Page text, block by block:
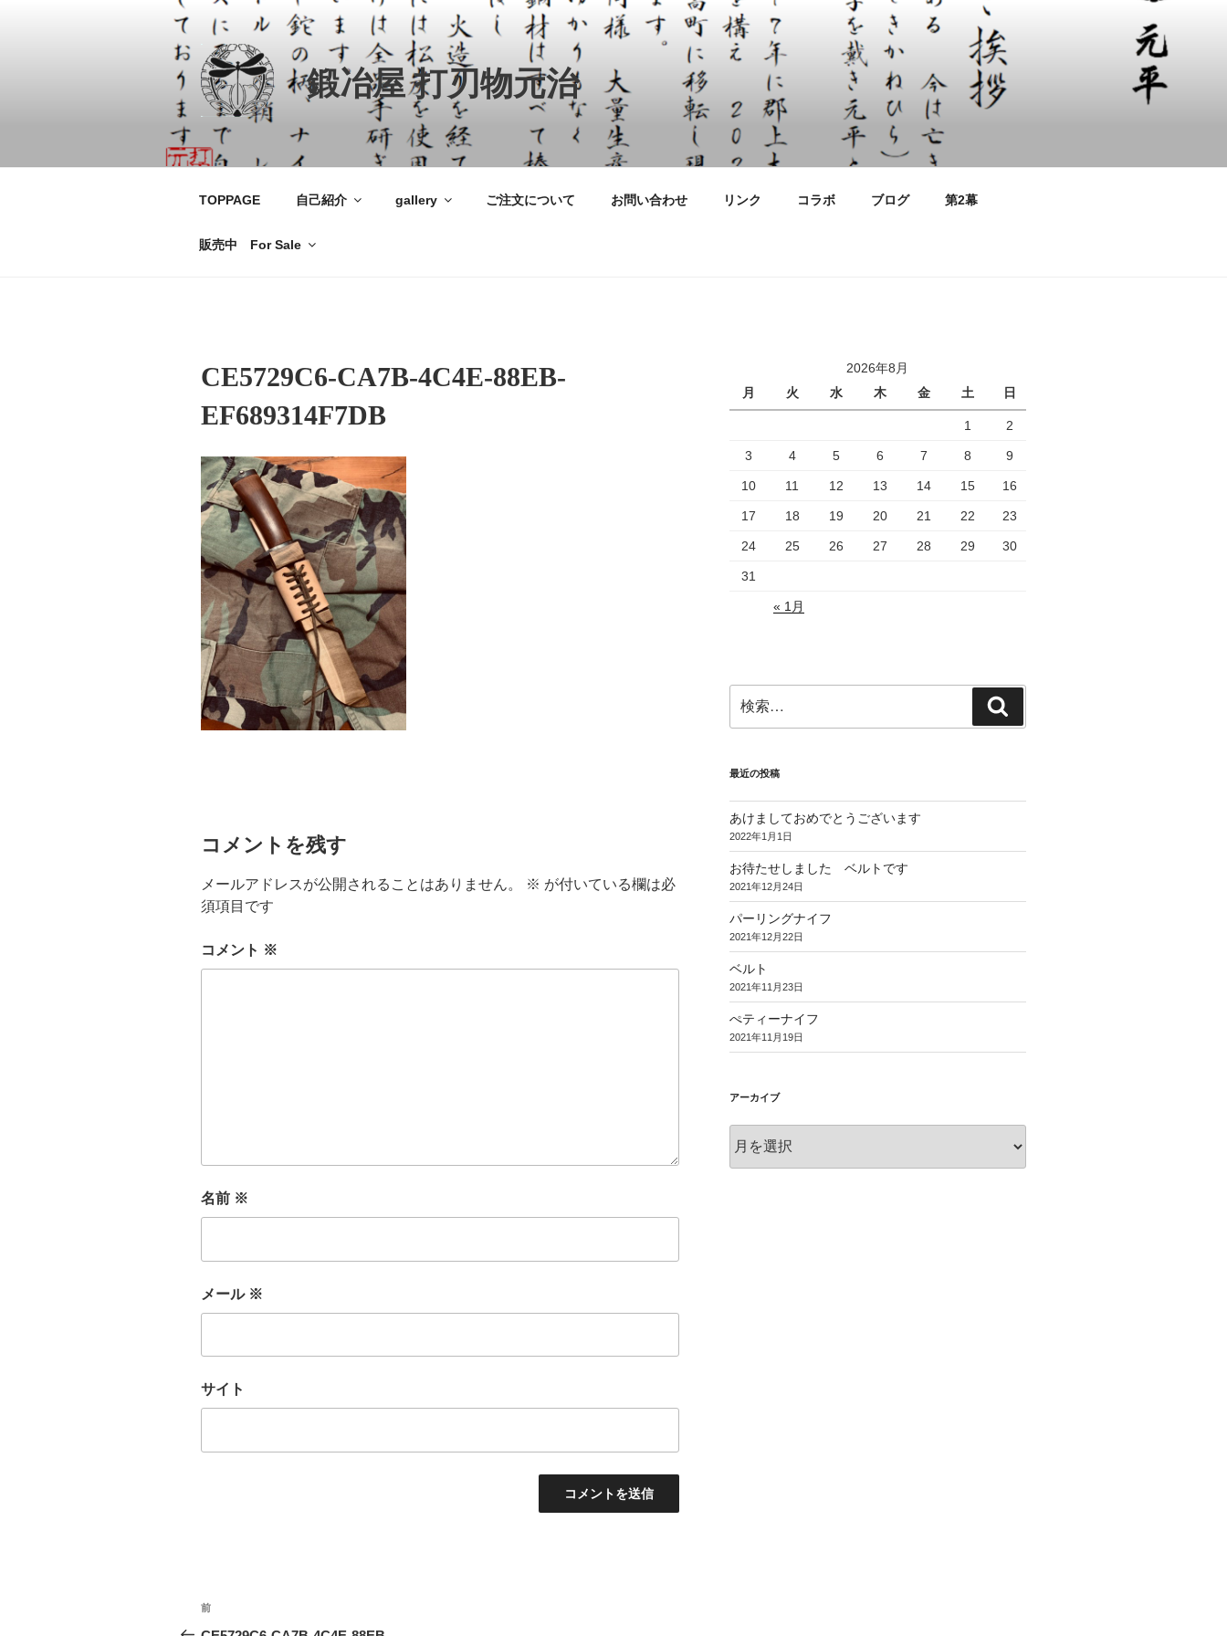
鍛冶屋 打刃物元治
TOPPAGE 自己紹介 gallery ご注文について お問い合わせ リンク コラボ ブログ 第2幕
販売中 For Sale
CE5729C6-CA7B-4C4E-88EB-
EF689314F7DB
コメントを残す
メールアドレスが公開されることはありません。 ※ が付いている欄は必
須項目です
コメント ※
名前 ※
メール ※
サイト
投
前
の
前
2026年8月
月
火 水 木 金 土 日
1 2
3 4 5 6 7 8 9
10 11 12 13 14 15 16
17 18 19 20 21 22 23
24 25 26 27 28 29 30
31
« 1月
索:
索
最近の投稿
あけましておめでとうございます
2022年1月1日
お待たせしました ベルトです
2021年12月24日
パーリングナイフ
2021年12月22日
ベルト
2021年11月23日
ぺティーナイフ
2021年11月19日
アーカイブ
ー